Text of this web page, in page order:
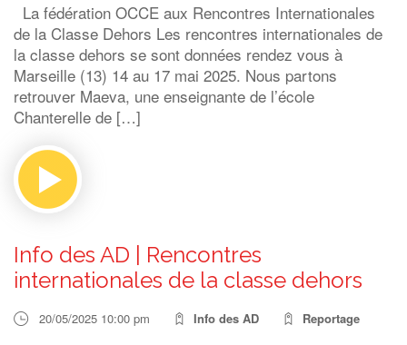
La fédération OCCE aux Rencontres Internationales
de la Classe Dehors Les rencontres internationales de
la classe dehors se sont données rendez vous à
Marseille (13) 14 au 17 mai 2025. Nous partons
retrouver Maeva, une enseignante de l’école
Chanterelle de […]
Info des AD | Rencontres
internationales de la classe dehors
20/05/2025 10:00 pm Info des AD Reportage